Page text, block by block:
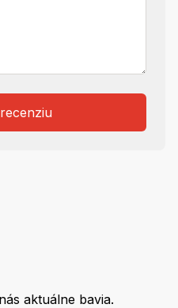
aktuálne bavia.